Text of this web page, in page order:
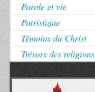
Parole et vie
Patristique
Témoins du Christ
Trésors des religions